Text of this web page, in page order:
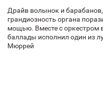
Драйв волынок и
грандиозность органа
мощью. Вместе с оркестром
баллады исполнил один из
Мюррей